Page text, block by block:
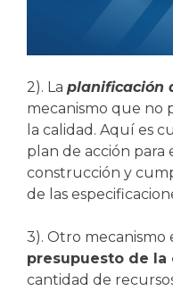
2). La planificación
mecanismo que no
la calidad. Aquí es
plan de acción para
construcción y
de las
3). Otro mecanismo
presupuesto de la
cantidad de